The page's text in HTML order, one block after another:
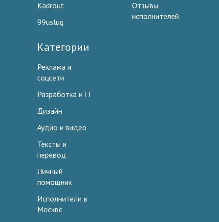
Kadrout
99uslug
Отзывы
исполнителей
Категории
Реклама и
соцсети
Разработка и IT
Дизайн
Аудио и видео
Тексты и
перевод
Личный
помощник
Исполнители в
Москве